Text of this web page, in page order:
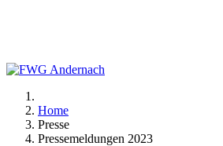
Home
Presse
Pressemeldungen 2023